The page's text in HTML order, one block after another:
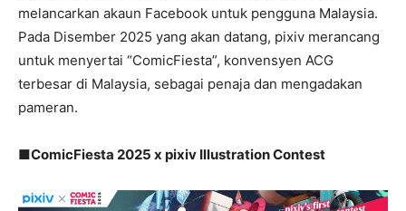
melancarkan akaun Facebook untuk pengguna Malaysia.
Pada Disember 2025 yang akan datang, pixiv merancang
untuk menyertai “ComicFiesta”, konvensyen ACG
terbesar di Malaysia, sebagai penaja dan mengadakan
pameran.
■ComicFiesta 2025 x pixiv Illustration Contest